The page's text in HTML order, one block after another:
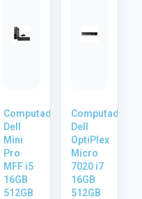
Computadora
Dell
Mini
Pro
MFF i5
16GB
512GB
Computadora
Dell
OptiPlex
Micro
7020 i7
16GB
512GB